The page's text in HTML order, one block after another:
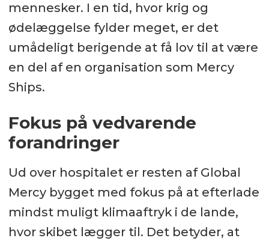
mennesker. I en tid, hvor krig og
ødelæggelse fylder meget, er det
umådeligt berigende at få lov til at være
en del af en organisation som Mercy
Ships.
Fokus på vedvarende
forandringer
Ud over hospitalet er resten af Global
Mercy bygget med fokus på at efterlade
mindst muligt klimaaftryk i de lande,
hvor skibet lægger til. Det betyder, at